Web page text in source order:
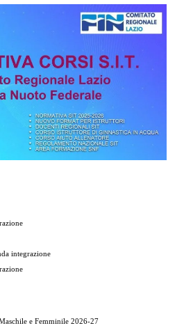
integrazione
e Femminile 2026-27